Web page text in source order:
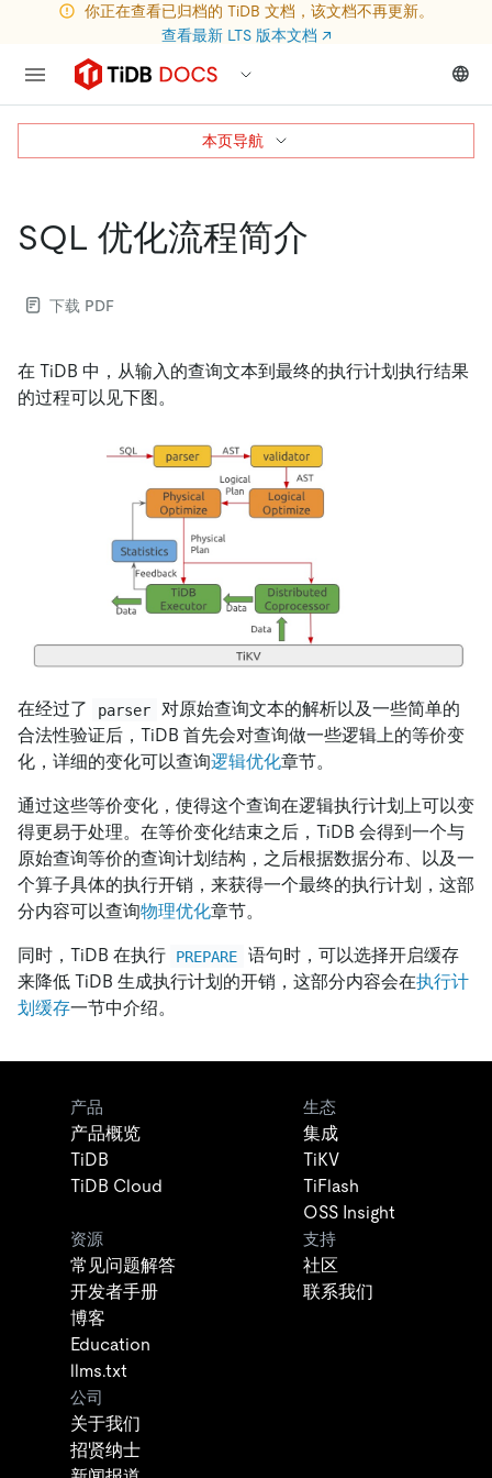
你正在查看已归档的 TiDB 文档，该文档不再更新。
查看最新 LTS 版本文档 ↗
SQL 优化流程简介
下载 PDF
在 TiDB 中，从输入的查询文本到最终的执行计划执行结果
的过程可以见下图。
在经过了 parser
对原始查询文本的解析以及一些简单的
合法性验证后，TiDB 首先会对查询做一些逻辑上的等价变
化，详细的变化可以查询逻辑优化章节。
通过这些等价变化，使得这个查询在逻辑执行计划上可以变
得更易于处理。在等价变化结束之后，TiDB 会得到一个与
原始查询等价的查询计划结构，之后根据数据分布、以及一
个算子具体的执行开销，来获得一个最终的执行计划，这部
分内容可以查询物理优化章节。
同时，TiDB 在执行 PREPARE
语句时，可以选择开启缓存
来降低 TiDB 生成执行计划的开销，这部分内容会在执行计
划缓存一节中介绍。
本页导航
产品
产品概览
TiDB
TiDB Cloud
生态
集成
TiKV
TiFlash
OSS Insight
资源
常见问题解答
开发者手册
博客
Education
llms.txt
支持
社区
联系我们
公司
关于我们
招贤纳士